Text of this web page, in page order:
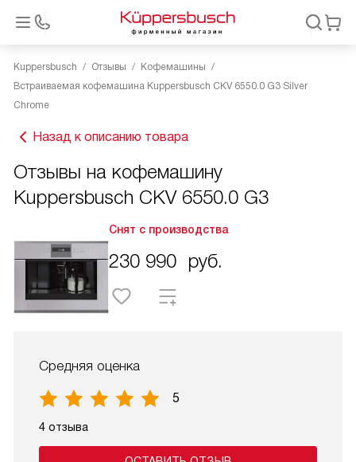
Kuppersbusch Отзывы
Кофемашины
Встраиваемая кофемашина Kuppersbusch CKV 6550.0 G3 Silver
Chrome
Назад к описанию товара
Отзывы на кофемашину
Kuppersbusch CKV 6550.0 G3
Снят с производства
230 990 руб.
Средняя оценка
5
4 отзыва